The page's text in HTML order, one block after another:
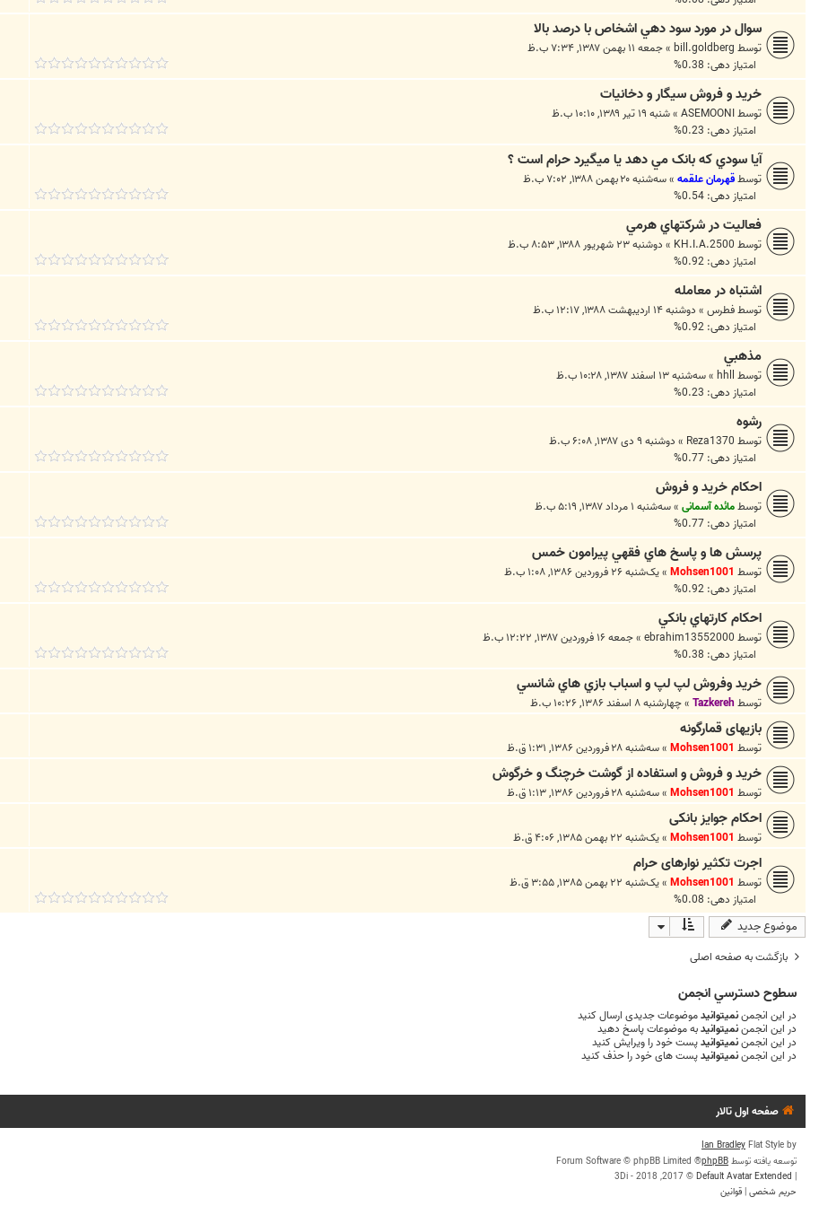
سوال در مورد سود دهي اشخاص با درصد بالا
توسط bill.goldberg
»جمعه ۱۱ بهمن ۱۳۸۷, ۷:۳۴ ب.ظ
امتیاز دهی: 0.38%
خرید و فروش سیگار و دخانیات
توسطASEMOONI
»شنبه ۱۹ تیر ۱۳۸۹, ۱۰:۱۰ ب.ظ
امتیاز دهی: 0.23%
آيا سودي که بانک مي دهد يا ميگيرد حرام است ؟
توسطقهرمان علقمه »سه‌شنبه ۲۰ بهمن ۱۳۸۸, ۷:۰۲ ب.ظ
امتیاز دهی: 0.54%
فعاليت در شركتهاي هرمي
توسط KH.I.A.2500
» دوشنبه ۲۳ شهریور ۱۳۸۸, ۸:۵۳ ب.ظ
امتیاز دهی: 0.92%
اشتباه در معامله
توسطفطرس » دوشنبه ۱۴ اردیبهشت ۱۳۸۸, ۱۲:۱۷ ب.ظ
امتیاز دهی: 0.92%
مذهبي
توسط hhll
»سه‌شنبه ۱۳ اسفند ۱۳۸۷, ۱۰:۲۸ ب.ظ
امتیاز دهی: 0.23%
رشوه
توسط Reza1370
» دوشنبه ۹ دی ۱۳۸۷, ۶:۰۸ ب.ظ
امتیاز دهی: 0.77%
احکام خريد و فروش
توسطمائده آسمانی »سه‌شنبه ۱ مرداد ۱۳۸۷, ۵:۱۹ ب.ظ
امتیاز دهی: 0.77%
پرسش ها و پاسخ هاي فقهي پيرامون خمس
توسط Mohsen1001
»یک‌شنبه ۲۶ فروردین ۱۳۸۶, ۱:۰۸ ب.ظ
امتیاز دهی: 0.92%
احکام کارتهاي بانکي
توسط ebrahim13552000
»جمعه ۱۶ فروردین ۱۳۸۷, ۱۲:۲۲ ب.ظ
امتیاز دهی: 0.38%
خريد وفروش لپ لپ و اسباب بازي هاي شانسي
توسطTazkereh
»چهارشنبه ۸ اسفند ۱۳۸۶, ۱۰:۲۶ ب.ظ
بازیهای قمارگونه
توسط Mohsen1001
»سه‌شنبه ۲۸ فروردین ۱۳۸۶, ۱:۳۱ ق.ظ
خرید و فروش و استفاده از گوشت خرچنگ و خرگوش
توسط Mohsen1001
»سه‌شنبه ۲۸ فروردین ۱۳۸۶, ۱:۱۳ ق.ظ
احکام جوایز بانکی
توسط Mohsen1001
»یک‌شنبه ۲۲ بهمن ۱۳۸۵, ۴:۰۶ ق.ظ
اجرت تکثیر نوارهای حرام
توسط Mohsen1001
»یک‌شنبه ۲۲ بهمن ۱۳۸۵, ۳:۵۵ ق.ظ
امتیاز دهی: 0.08%
موضوع جدید
بازگشت به صفحه اصلی
سطوح دسترسي انجمن
در این انجمننمیتوانیدموضوعات جدیدی ارسال کنید
در این انجمننمیتوانیدبه موضوعات پاسخ دهید
در این انجمننمیتوانیدپست خود را ویرایش کنید
در این انجمننمیتوانیدپست های خود را حذف کنید
صفحه اول تالار
Flat Style by
Ian Bradley
توسعه یافته توسطphpBB
® Forum Software © phpBB Limited
|
Default Avatar Extended
© 2017, 2018 - 3Di
حریم شخصی|قوانین